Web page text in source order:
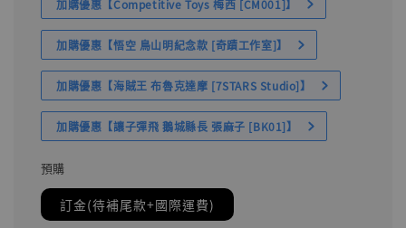
加購優惠【Competitive Toys 梅西 [CM001]】
加購優惠【悟空 鳥山明紀念款 [奇蹟工作室]】
加購優惠【海賊王 布魯克達摩 [7STARS Studio]】
加購優惠【讓子彈飛 鵝城縣長 張麻子 [BK01]】
預購
訂金(待補尾款+國際運費)